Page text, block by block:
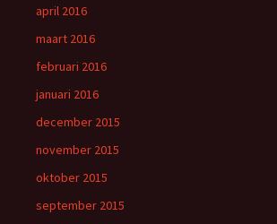
april 2016
maart 2016
februari 2016
januari 2016
december 2015
november 2015
oktober 2015
september 2015